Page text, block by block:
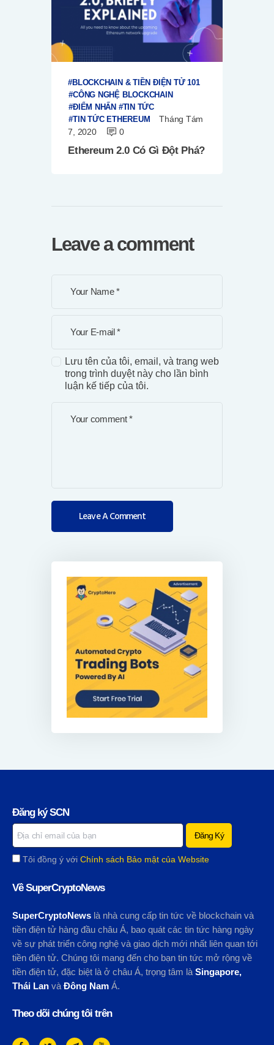
BLOCKCHAIN & TIỀN ĐIỆN TỬ 101
CÔNG NGHỆ BLOCKCHAIN
ĐIỂM NHẤN
TIN TỨC
TIN TỨC ETHEREUM
Tháng Tám
7, 2020
0
Ethereum 2.0 Có Gì Đột Phá?
Leave a comment
Lưu tên của tôi, email, và trang web
trong trình duyệt này cho lần bình
luận kế tiếp của tôi.
Đăng ký SCN
Tôi đồng ý với Chính sách Bảo mật của Website
Về SuperCryptoNews
SuperCryptoNews là nhà cung cấp tin tức về blockchain và
tiền điện tử hàng đầu châu Á, bao quát các tin tức hàng ngày
về sự phát triển công nghệ và giao dịch mới nhất liên quan tới
tiền điện tử. Chúng tôi mang đến cho bạn tin tức mở rộng về
tiền điện tử, đặc biệt là ở châu Á, trọng tâm là Singapore,
Thái Lan và Đông Nam Á.
Theo dõi chúng tôi trên